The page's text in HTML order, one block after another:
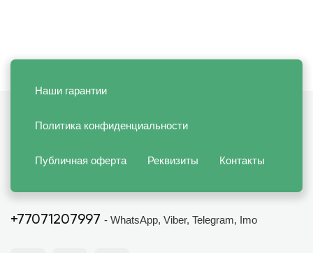
Наши гарантии
Политика конфиденциальности
Публичная оферта Реквизиты Контакты
+77071207997 - WhatsApp, Viber, Telegram, Imo